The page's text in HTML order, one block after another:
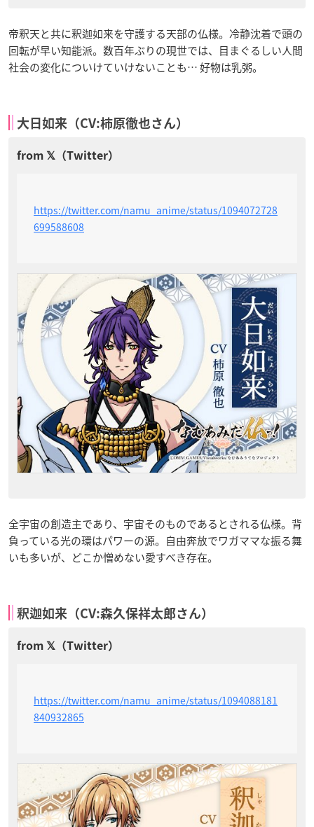
帝釈天と共に釈迦如来を守護する天部の仏様。冷静沈着で頭の
回転が早い知能派。数百年ぶりの現世では、目まぐるしい人間
社会の変化についけていけないことも… 好物は乳粥。
大日如来（CV:柿原徹也さん）
https://twitter.com/namu_anime/status/1094072728
699588608
全宇宙の創造主であり、宇宙そのものであるとされる仏様。背
負っている光の環はパワーの源。自由奔放でワガママな振る舞
いも多いが、どこか憎めない愛すべき存在。
釈迦如来（CV:森久保祥太郎さん）
https://twitter.com/namu_anime/status/1094088181
840932865